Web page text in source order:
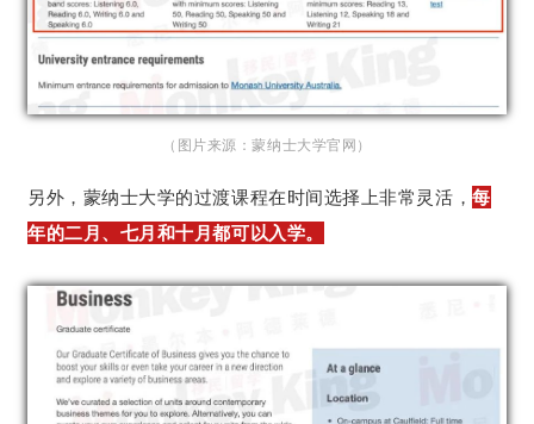
（图片来源：蒙纳士大学官网）
另外，蒙纳士大学的过渡课程在时间选择上非常灵活，每
年的二月、七月和十月都可以入学。